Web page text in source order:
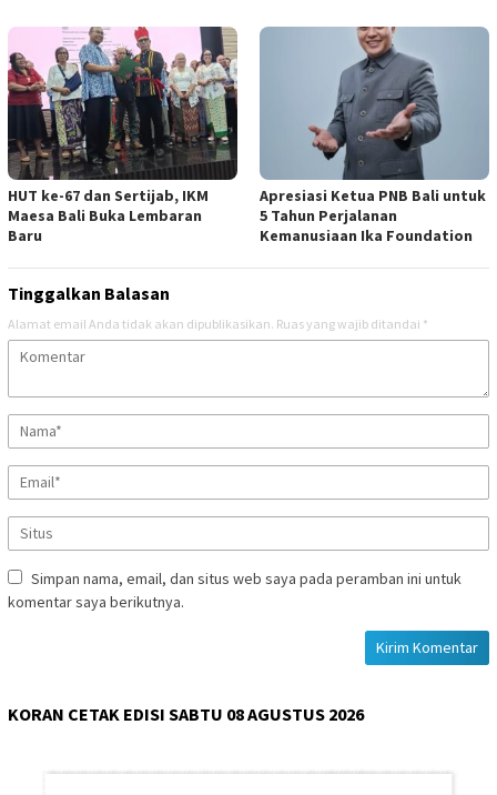
HUT ke-67 dan Sertijab, IKM
Maesa Bali Buka Lembaran
Baru
Apresiasi Ketua PNB Bali untuk
5 Tahun Perjalanan
Kemanusiaan Ika Foundation
Tinggalkan Balasan
Alamat email Anda tidak akan dipublikasikan. Ruas yang wajib ditandai *
Simpan nama, email, dan situs web saya pada peramban ini untuk
komentar saya berikutnya.
KORAN CETAK EDISI SABTU 08 AGUSTUS 2026